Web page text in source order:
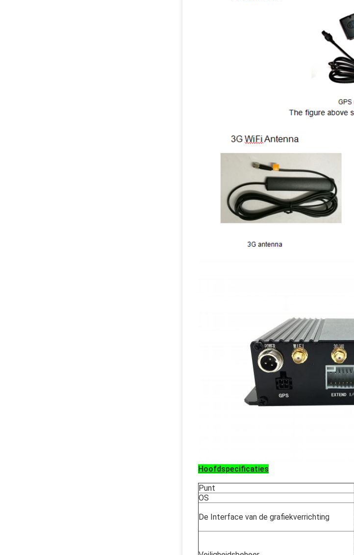
Hoofdspecificaties
Punt
OS
De Interface van de grafiekverrichting